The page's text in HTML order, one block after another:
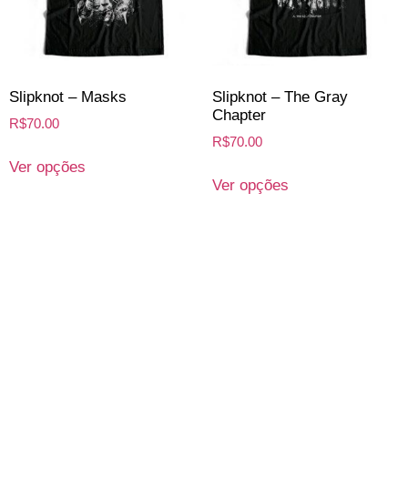
Slipknot – Masks
R$70.00
Ver opções
Slipknot – The Gray
Chapter
R$70.00
Ver opções